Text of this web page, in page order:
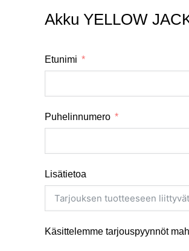
Akku YELLOW
Etunimi
Puhelinnumero
Lisätietoa
Käsittelemme tarjouspyynnöt